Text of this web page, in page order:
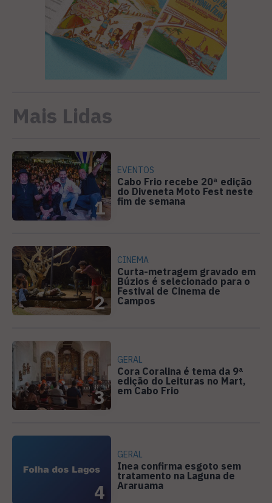
Mais Lidas
1
EVENTOS
Cabo Frio recebe 20ª edição
do Diveneta Moto Fest neste
fim de semana
2
CINEMA
Curta-metragem gravado em
Búzios é selecionado para o
Festival de Cinema de
Campos
3
GERAL
Cora Coralina é tema da 9ª
edição do Leituras no Mart,
em Cabo Frio
4
GERAL
Inea confirma esgoto sem
tratamento na Laguna de
Araruama